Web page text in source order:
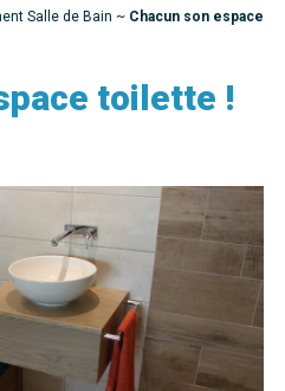
Salle de Bain ~ Chacun son espace
toilette !